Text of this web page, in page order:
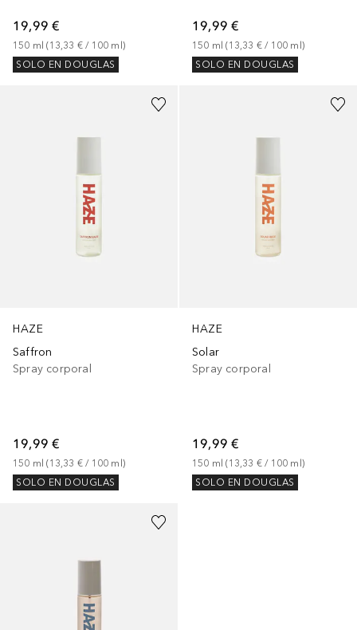
19,99 €
150 ml (13,33 € / 100 ml)
SOLO EN DOUGLAS
19,99 €
150 ml (13,33 € / 100 ml)
SOLO EN DOUGLAS
HAZE
Saffron
Spray corporal
19,99 €
150 ml (13,33 € / 100 ml )
SOLO EN DOUGLAS
HAZE
Solar
Spray corporal
19,99 €
150 ml (13,33 € / 100 ml )
SOLO EN DOUGLAS